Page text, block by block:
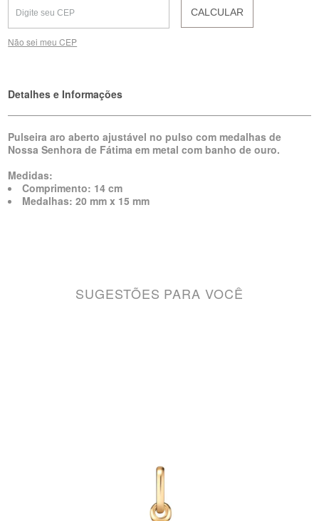
CALCULAR
Não sei meu CEP
Detalhes e Informações
Pulseira aro aberto ajustável no pulso com medalhas de
Nossa Senhora de Fátima em metal com banho de ouro.
Medidas:
Comprimento: 14 cm
Medalhas: 20 mm x 15 mm
SUGESTÕES PARA VOCÊ